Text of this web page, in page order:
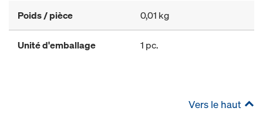
Poids / pièce 0,01 kg
Unité d'emballage 1 pc.
Vers le haut